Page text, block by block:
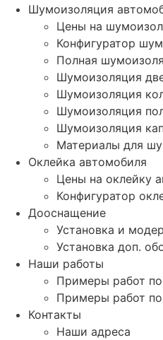
Шумоизоляция
Цены на
Конфигуратор
Полная
Шумоизоляция
Шумоизоляция
Шумоизоляция
Шумоизоляция
Материалы для
Оклейка автомобиля
Цены на оклейку
Конфигуратор
Дооснащение
Установка и
Установка доп.
Наши работы
Примеры работ
Примеры работ
Контакты
Наши адреса